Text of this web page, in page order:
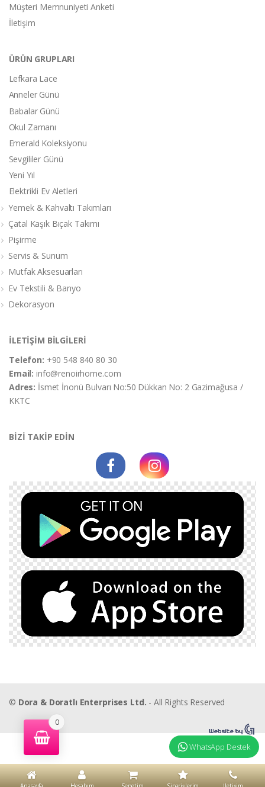
Müşteri Memnuniyeti Anketi
İletişim
ÜRÜN GRUPLARI
Lefkara Lace
Anneler Günü
Babalar Günü
Okul Zamanı
Emerald Koleksiyonu
Sevgililer Günü
Yeni Yıl
Elektrikli Ev Aletleri
Yemek & Kahvaltı Takımları
Çatal Kaşık Bıçak Takımı
Pişirme
Servis & Sunum
Mutfak Aksesuarları
Ev Tekstili & Banyo
Dekorasyon
İLETİŞİM BİLGİLERİ
Telefon: +90 548 840 80 30
Email:info@renoirhome.com
Adres: İsmet İnonü Bulvarı No:50 Dükkan No: 2 Gazimağusa /
KKTC
BİZİ TAKİP EDİN
© Dora & Doratlı Enterprises Ltd. - All Rights Reserved
0
WhatsApp Destek